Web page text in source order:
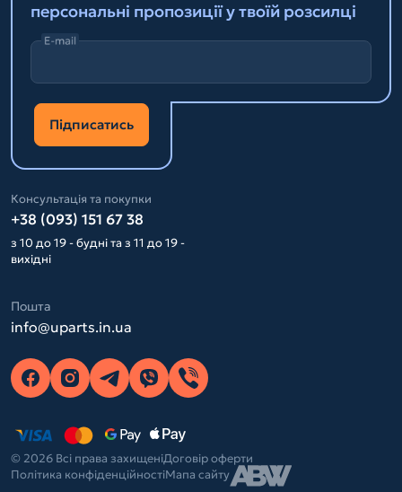
персональні пропозиції у твоїй розсилці
E-mail
Підписатись
Консультація та покупки
+38 (093) 151 67 38
з 10 до 19 - будні та з 11 до 19 -
вихідні
Пошта
info@uparts.in.ua
© 2026 Всі права захищеніДоговір оферти
Політика конфіденційностіМапа сайту